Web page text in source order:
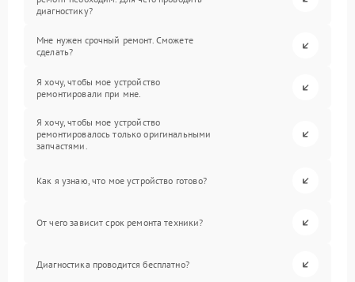
диагностику?
Мне нужен срочный ремонт. Сможете
сделать?
Я хочу, чтобы мое устройство
ремонтировали при мне.
Я хочу, чтобы мое устройство
ремонтировалось только оригинальными
запчастями.
Как я узнаю, что мое устройство готово?
От чего зависит срок ремонта техники?
Диагностика проводится бесплатно?